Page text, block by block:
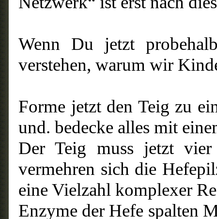
Wenn Du jetzt
verstehen, warum wir
Forme jetzt den Teig zu
und. bedecke alles mit
Der Teig muss jetzt
vermehren sich die
eine Vielzahl komplexer
Enzyme der Hefe spalten